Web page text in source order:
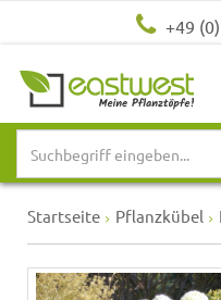
+49
Startseite Pflanzkübel